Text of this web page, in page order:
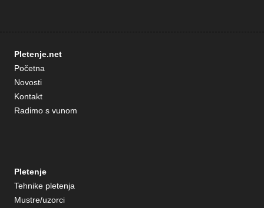
Pletenje.net
Početna
Novosti
Kontakt
Radimo s vunom
Pletenje
Tehnike pletenja
Mustre/uzorci